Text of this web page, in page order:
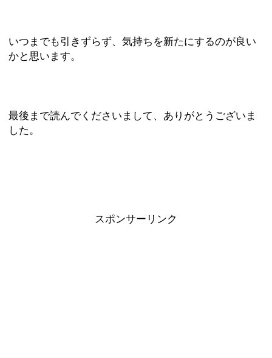
いつまでも引きずらず、気持ちを新たにするのが良い
かと思います。
最後まで読んでくださいまして、ありがとうございま
した。
スポンサーリンク